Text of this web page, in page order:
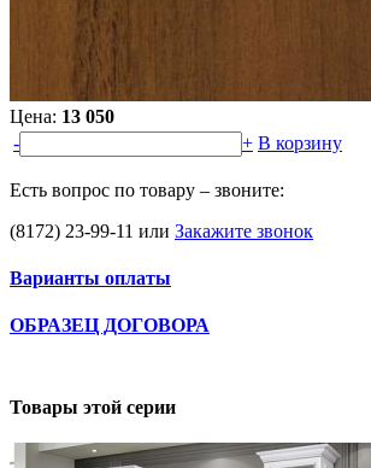
Цена: 13 050
-
+ В корзину
Есть вопрос по товару – звоните:
(8172) 23-99-11 или Закажите звонок
Варианты оплаты
ОБРАЗЕЦ ДОГОВОРА
Товары этой серии